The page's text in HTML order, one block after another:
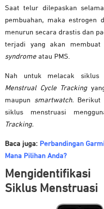
Saat telur dilepaskan
pembuahan, maka estrogen
menurun secara drastis dan
terjadi yang akan membuat
syndrome atau PMS.
Nah untuk melacak
Menstrual Cycle Tracking
maupun smartwatch. Berikut
siklus menstruasi
Tracking.
Baca juga: Perbandingan
Mana Pilihan Anda?
Mengidentifikasi
Siklus Menstruasi